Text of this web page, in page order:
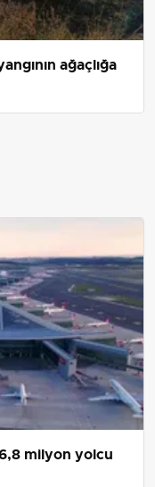
ağaçlığa
milyon yolcu